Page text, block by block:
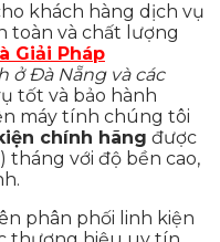
khách hàng dịch vụ
toàn và chất lượng
Giải Pháp
ở Đà Nẵng và các
tốt và bảo hành
máy tính chúng tôi
chính hãng được
tháng với độ bền cao,
phân phối linh kiện